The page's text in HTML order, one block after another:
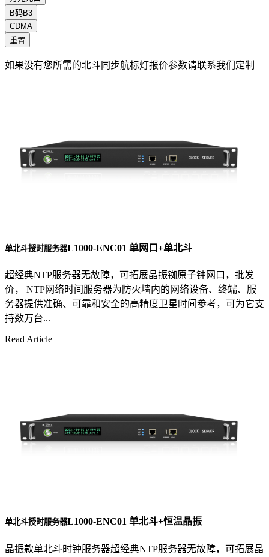
B码B3
CDMA
重置
如果没有您所需的北斗同步航标灯报价参数请联系我们定制
单北斗授时服务器L1000-ENC01 单网口+单北斗
超经典NTP服务器无故障，可拓展晶振铷原子钟网口，批发
价， NTP网络时间服务器为防火墙内的网络设备、终端、服
务器提供准确、可靠和安全的高精度卫星时间参考，可为它支
持数万台...
Read Article
单北斗授时服务器L1000-ENC01 单北斗+恒温晶振
晶振款单北斗时钟服务器超经典NTP服务器无故障，可拓展晶